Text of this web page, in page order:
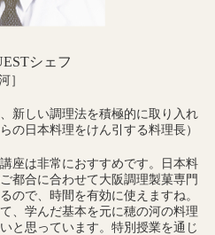
シェフ
］
新しい調理法を積極的に取り入れ
の日本料理をけん引する料理長）
座は非常におすすめです。日本料
都合に合わせて大阪調理製菓専門
ので、時間を有効に使えますね。
、学んだ基本を元に穂の河の料理
と思っています。特別授業を通じ